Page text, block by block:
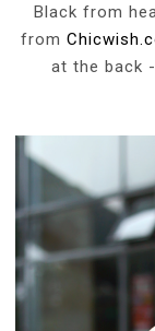
Black from
from
at the back